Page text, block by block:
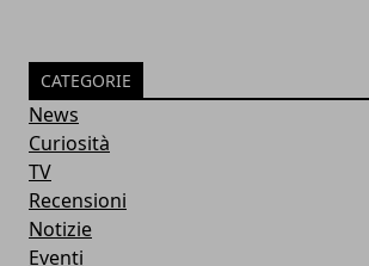
CATEGORIE
News
Curiosità
TV
Recensioni
Notizie
Eventi